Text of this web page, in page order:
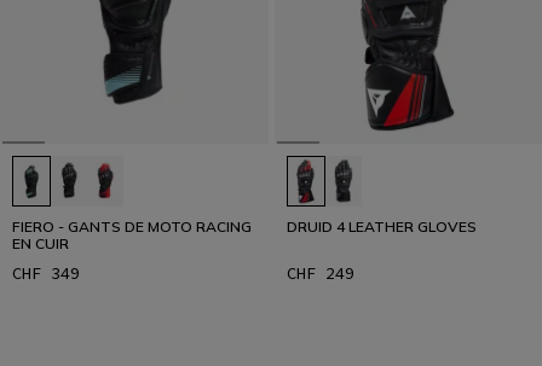
FIERO - GANTS DE MOTO RACING
EN CUIR
CHF 349
DRUID 4 LEATHER GLOVES
CHF 249